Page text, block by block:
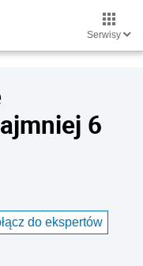
Serwisy
6
do ekspertów